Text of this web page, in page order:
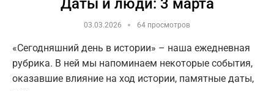
Даты и люди: 3 марта
03.03.2026 64 просмотров
«Сегодняшний день в истории» – наша ежедневная
рубрика. В ней мы напоминаем некоторые события,
оказавшие влияние на ход истории, памятные даты,